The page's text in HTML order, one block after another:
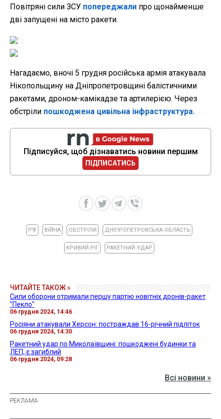
Повітряні сили ЗСУ попереджали про щонайменше
дві запущені на місто ракети.
Нагадаємо, вночі 5 грудня російська армія атакувала
Нікопольщину на Дніпропетровщині балістичними
ракетами, дроном-камікадзе та артилерією. Через
обстріли пошкоджена цивільна інфраструктура.
Підписуйся, щоб дізнаватись новини першим
ПІДПИСАТИСЬ
РФ ВІЙНА ОБСТРІЛИ ДНІПРОПЕТРОВСЬКА ОБЛАСТЬ
КРИВИЙ РІГ РАКЕТНИЙ УДАР
ЧИТАЙТЕ ТАКОЖ »
Сили оборони отримали першу партію новітніх дронів-ракет
"Пекло"
06 грудня 2024, 14:46
Росіяни атакували Херсон: постраждав 16-річний підліток
06 грудня 2024, 14:30
Ракетний удар по Миколаївщині: пошкоджені будинки та
ЛЕП, є загиблий
06 грудня 2024, 09:28
Всі новини »